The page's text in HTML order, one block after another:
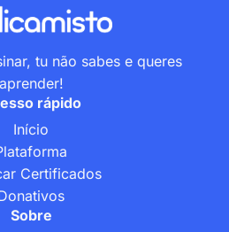
rápido
Início
Certificados
Sobre
tu não sabes e queres
aprender!